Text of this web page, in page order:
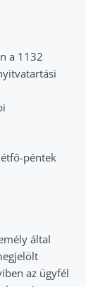
a 1132
péntek
által
az ügyfél